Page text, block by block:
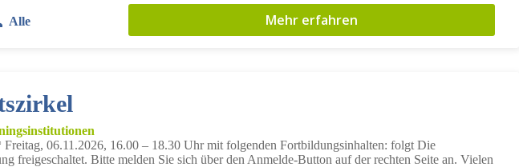
Alle Mehr erfahren
06.11.2026, 16.00 – 18.30 Uhr mit folgenden Fortbildungsinhalten: folgt Die
freigeschaltet. Bitte melden Sie sich über den Anmelde-Button auf der rechten Seite an. Vielen